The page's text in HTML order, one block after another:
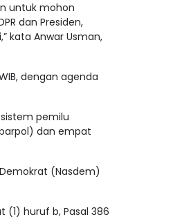
untuk mohon
dan Presiden,
kata Anwar Usman,
dengan agenda
pemilu
dan empat
(Nasdem)
(1) huruf b, Pasal 386